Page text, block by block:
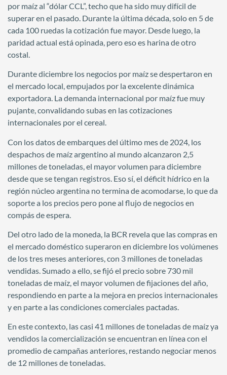
por maíz al “dólar CCL”, techo que ha sido muy difícil de
superar en el pasado. Durante la última década, solo en 5 de
cada 100 ruedas la cotización fue mayor. Desde luego, la
paridad actual está opinada, pero eso es harina de otro
costal.
Durante diciembre los negocios por maíz se despertaron en
el mercado local, empujados por la excelente dinámica
exportadora. La demanda internacional por maíz fue muy
pujante, convalidando subas en las cotizaciones
internacionales por el cereal.
Con los datos de embarques del último mes de 2024, los
despachos de maíz argentino al mundo alcanzaron 2,5
millones de toneladas, el mayor volumen para diciembre
desde que se tengan registros. Eso sí, el déficit hídrico en la
región núcleo argentina no termina de acomodarse, lo que da
soporte a los precios pero pone al flujo de negocios en
compás de espera.
Del otro lado de la moneda, la BCR revela que las compras en
el mercado doméstico superaron en diciembre los volúmenes
de los tres meses anteriores, con 3 millones de toneladas
vendidas. Sumado a ello, se fijó el precio sobre 730 mil
toneladas de maíz, el mayor volumen de fijaciones del año,
respondiendo en parte a la mejora en precios internacionales
y en parte a las condiciones comerciales pactadas.
En este contexto, las casi 41 millones de toneladas de maíz ya
vendidos la comercialización se encuentran en línea con el
promedio de campañas anteriores, restando negociar menos
de 12 millones de toneladas.